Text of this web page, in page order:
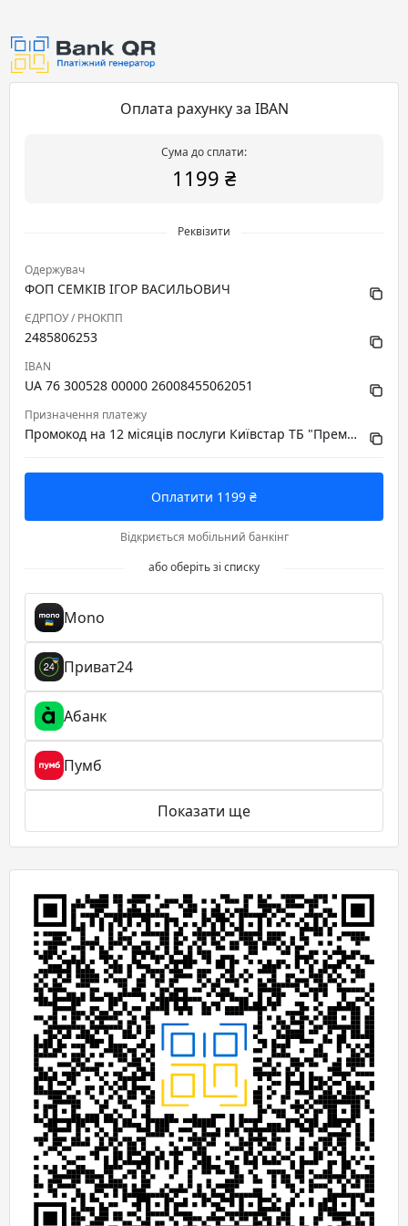
Оплата рахунку за IBAN
Сума до сплати:
1199 ₴
Реквізити
Одержувач
ФОП СЕМКІВ ІГОР ВАСИЛЬОВИЧ
ЄДРПОУ / РНОКПП
2485806253
IBAN
UA 76 300528 00000 26008455062051
Призначення платежу
Промокод на 12 місяців послуги Київстар ТБ "Преміум HD"
Оплатити 1199 ₴
Відкриється мобільний банкінг
або оберіть зі списку
Mono
Приват24
Абанк
Пумб
Показати ще